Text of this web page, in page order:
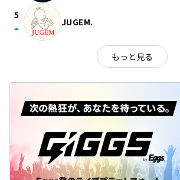
5
arrow_drop_up JUGEM.
もっと見る